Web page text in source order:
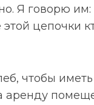
Я говорю им:
цепочки
чтобы